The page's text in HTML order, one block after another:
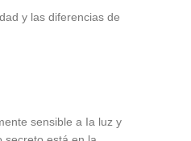
y las diferencias de
sensible a Ia luz y